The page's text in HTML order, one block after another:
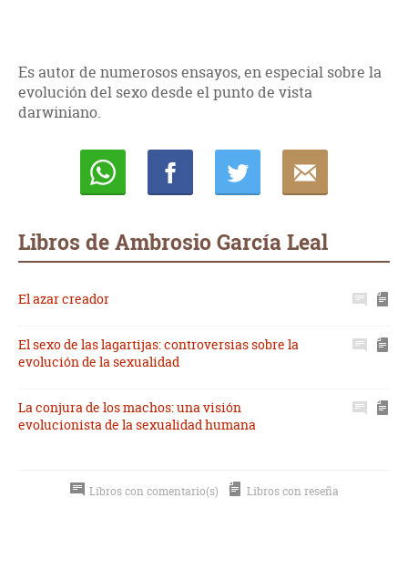
Es autor de numerosos ensayos, en especial sobre la
evolución del sexo desde el punto de vista
darwiniano.
Libros de Ambrosio García Leal
El azar creador
El sexo de las lagartijas: controversias sobre la
evolución de la sexualidad
La conjura de los machos: una visión
evolucionista de la sexualidad humana
Libros con comentario(s) Libros con reseña